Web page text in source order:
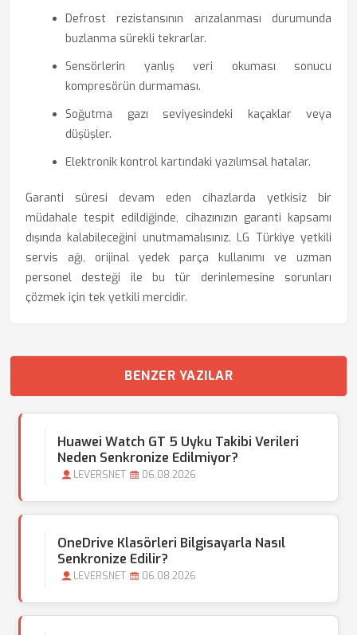
Defrost rezistansının arızalanması durumunda
buzlanma sürekli tekrarlar.
Sensörlerin yanlış veri okuması sonucu
kompresörün durmaması.
Soğutma gazı seviyesindeki kaçaklar veya
düşüşler.
Elektronik kontrol kartındaki yazılımsal hatalar.
Garanti süresi devam eden cihazlarda yetkisiz bir
müdahale tespit edildiğinde, cihazınızın garanti kapsamı
dışında kalabileceğini unutmamalısınız. LG Türkiye yetkili
servis ağı, orijinal yedek parça kullanımı ve uzman
personel desteği ile bu tür derinlemesine sorunları
çözmek için tek yetkili mercidir.
BENZER YAZILAR
Huawei Watch GT 5 Uyku Takibi Verileri
Neden Senkronize Edilmiyor?
LEVERSNET 06.08.2026
OneDrive Klasörleri Bilgisayarla Nasıl
Senkronize Edilir?
LEVERSNET 06.08.2026